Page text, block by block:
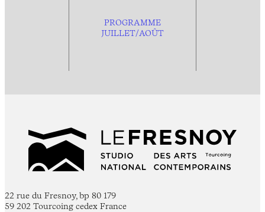
PROGRAMME
JUILLET/AOÛT
22 rue du Fresnoy, bp 80 179
59 202 Tourcoing cedex France